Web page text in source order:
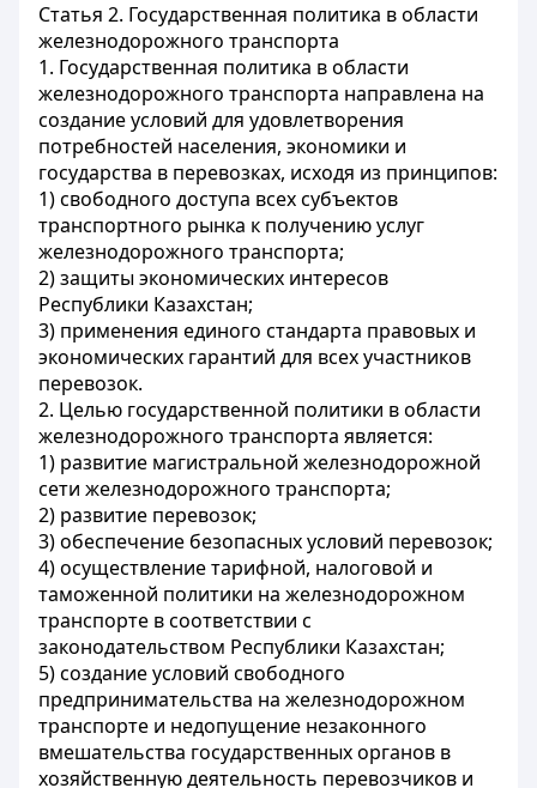
Статья 2. Государственная политика в области
железнодорожного транспорта
1. Государственная политика в области
железнодорожного транспорта направлена на
создание условий для удовлетворения
потребностей населения, экономики и
государства в перевозках, исходя из принципов:
1) свободного доступа всех субъектов
транспортного рынка к получению услуг
железнодорожного транспорта;
2) защиты экономических интересов
Республики Казахстан;
3) применения единого стандарта правовых и
экономических гарантий для всех участников
перевозок.
2. Целью государственной политики в области
железнодорожного транспорта является:
1) развитие магистральной железнодорожной
сети железнодорожного транспорта;
2) развитие перевозок;
3) обеспечение безопасных условий перевозок;
4) осуществление тарифной, налоговой и
таможенной политики на железнодорожном
транспорте в соответствии с
законодательством Республики Казахстан;
5) создание условий свободного
предпринимательства на железнодорожном
транспорте и недопущение незаконного
вмешательства государственных органов в
хозяйственную деятельность перевозчиков и